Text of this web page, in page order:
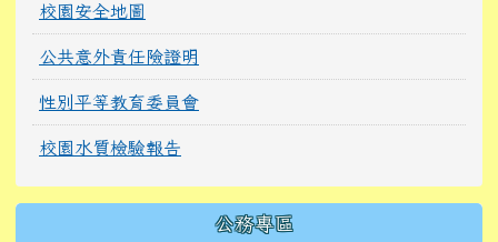
校園安全地圖
公共意外責任險證明
性別平等教育委員會
校園水質檢驗報告
公務專區